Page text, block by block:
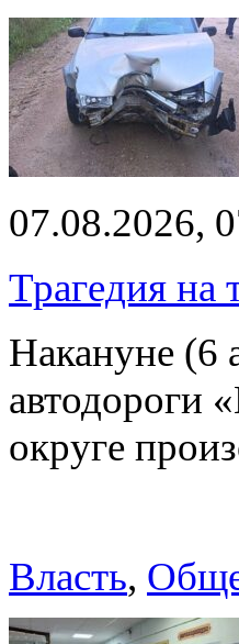
07.08.2026,
Трагедия на
Накануне (6
автодороги
округе
Власть,